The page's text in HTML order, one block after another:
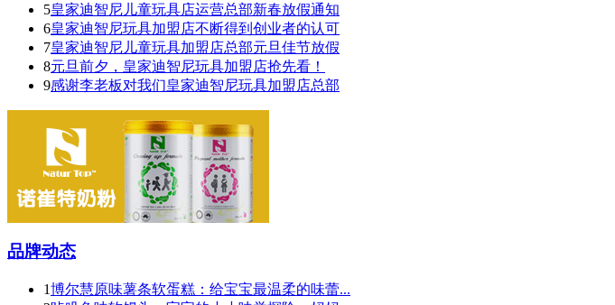
5皇家迪智尼儿童玩具店运营总部新春放假通知
6皇家迪智尼玩具加盟店不断得到创业者的认可
7皇家迪智尼儿童玩具加盟店总部元旦佳节放假
8元旦前夕，皇家迪智尼玩具加盟店抢先看！
9感谢李老板对我们皇家迪智尼玩具加盟店总部
品牌动态
1博尔慧原味薯条软蛋糕：给宝宝最温柔的味蕾...